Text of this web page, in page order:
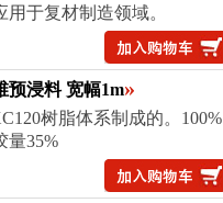
于复材制造领域。
预浸料 宽幅1m»
树脂体系制成的。100%
量35%